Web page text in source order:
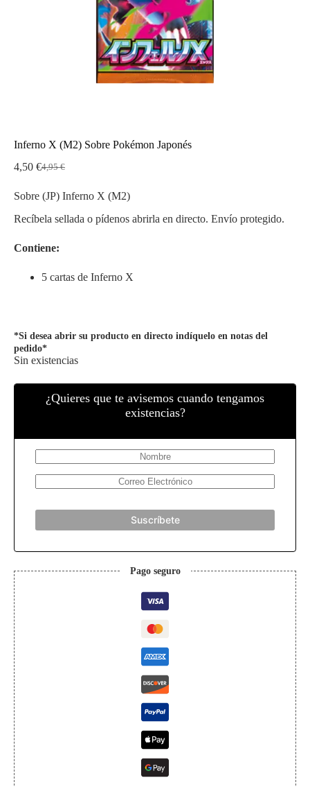
Inferno X (M2) Sobre Pokémon Japonés
4,95€
El
original
4,95 €.
4,50 €El
actual
4,50 €.
Sobre (JP) Inferno X (M2)
Recíbela sellada o pídenos abrirla en directo. Envío protegido.
Contiene:
5 cartas de Inferno X
*Si desea abrir su producto en directo indíquelo en notas del
pedido*
Sin existencias
¿Quieres que te avisemos cuando tengamos
existencias?
Suscríbete
Pago seguro